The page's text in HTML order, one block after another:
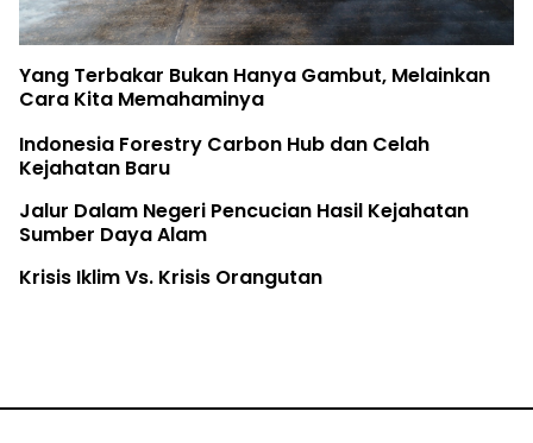
Yang Terbakar Bukan Hanya Gambut, Melainkan
Cara Kita Memahaminya
Indonesia Forestry Carbon Hub dan Celah
Kejahatan Baru
Jalur Dalam Negeri Pencucian Hasil Kejahatan
Sumber Daya Alam
Krisis Iklim Vs. Krisis Orangutan